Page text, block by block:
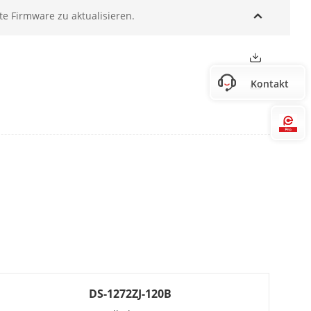
× 1080, 1280 × 720)
Firmware zu aktualisieren.
DS-1272ZJ-120B
Kontakt